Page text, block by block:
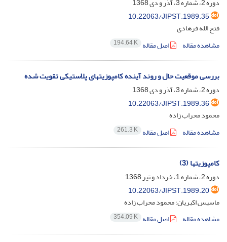
10.22063/JIPST.1989.35
فتح الله فرهادی
مشاهده مقاله
اصل مقاله 194.64 K
بررسی موقعیت حال و روند آینده کامپوزیتهای پلاستیکی تقویت شده
دوره 2، شماره 3، آذر و دی 1368
10.22063/JIPST.1989.36
محمود محراب زاده
مشاهده مقاله
اصل مقاله 261.3 K
کامپوزیتها (3)
دوره 2، شماره 1، خرداد و تیر 1368
10.22063/JIPST.1989.20
ماسیس اکبریان؛ محمود محراب زاده
مشاهده مقاله
اصل مقاله 354.09 K